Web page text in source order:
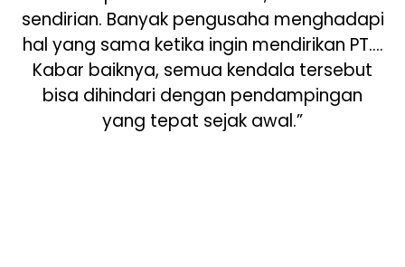
sendirian. Banyak pengusaha menghadapi
hal yang sama ketika ingin mendirikan PT….
Kabar baiknya, semua kendala tersebut
bisa dihindari dengan pendampingan
yang tepat sejak awal.”